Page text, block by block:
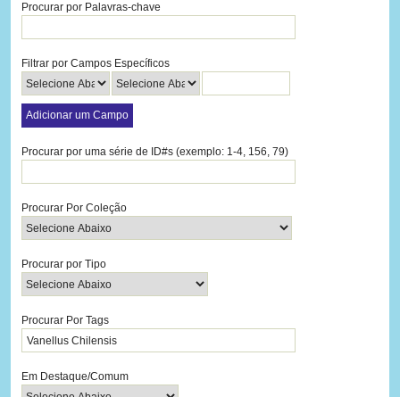
Procurar por Palavras-chave
Filtrar por Campos Específicos
Adicionar um Campo
Procurar por uma série de ID#s (exemplo: 1-4, 156, 79)
Procurar Por Coleção
Procurar por Tipo
Procurar Por Tags
Em Destaque/Comum